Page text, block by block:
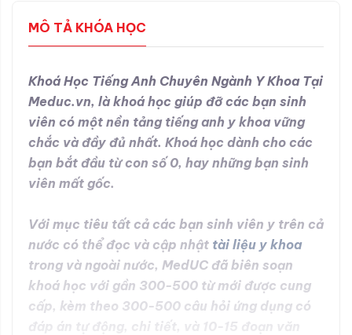
MÔ TẢ KHÓA HỌC
Khoá Học Tiếng Anh Chuyên Ngành Y Khoa Tại
Meduc.vn, là khoá học giúp đỡ các bạn sinh
viên có một nền tảng tiếng anh y khoa vững
chắc và đầy đủ nhất. Khoá học dành cho các
bạn bắt đầu từ con số 0, hay những bạn sinh
viên mất gốc.
Với mục tiêu tất cả các bạn sinh viên y trên cả
nước có thể đọc và cập nhật tài liệu y khoa
trong và ngoài nước, MedUC đã biên soạn
khoá học với gần 300-500 từ mới được cung
cấp, kèm theo 300-500 câu hỏi ứng dụng có
đáp án tự động, chi tiết, và 10-15 đoạn văn